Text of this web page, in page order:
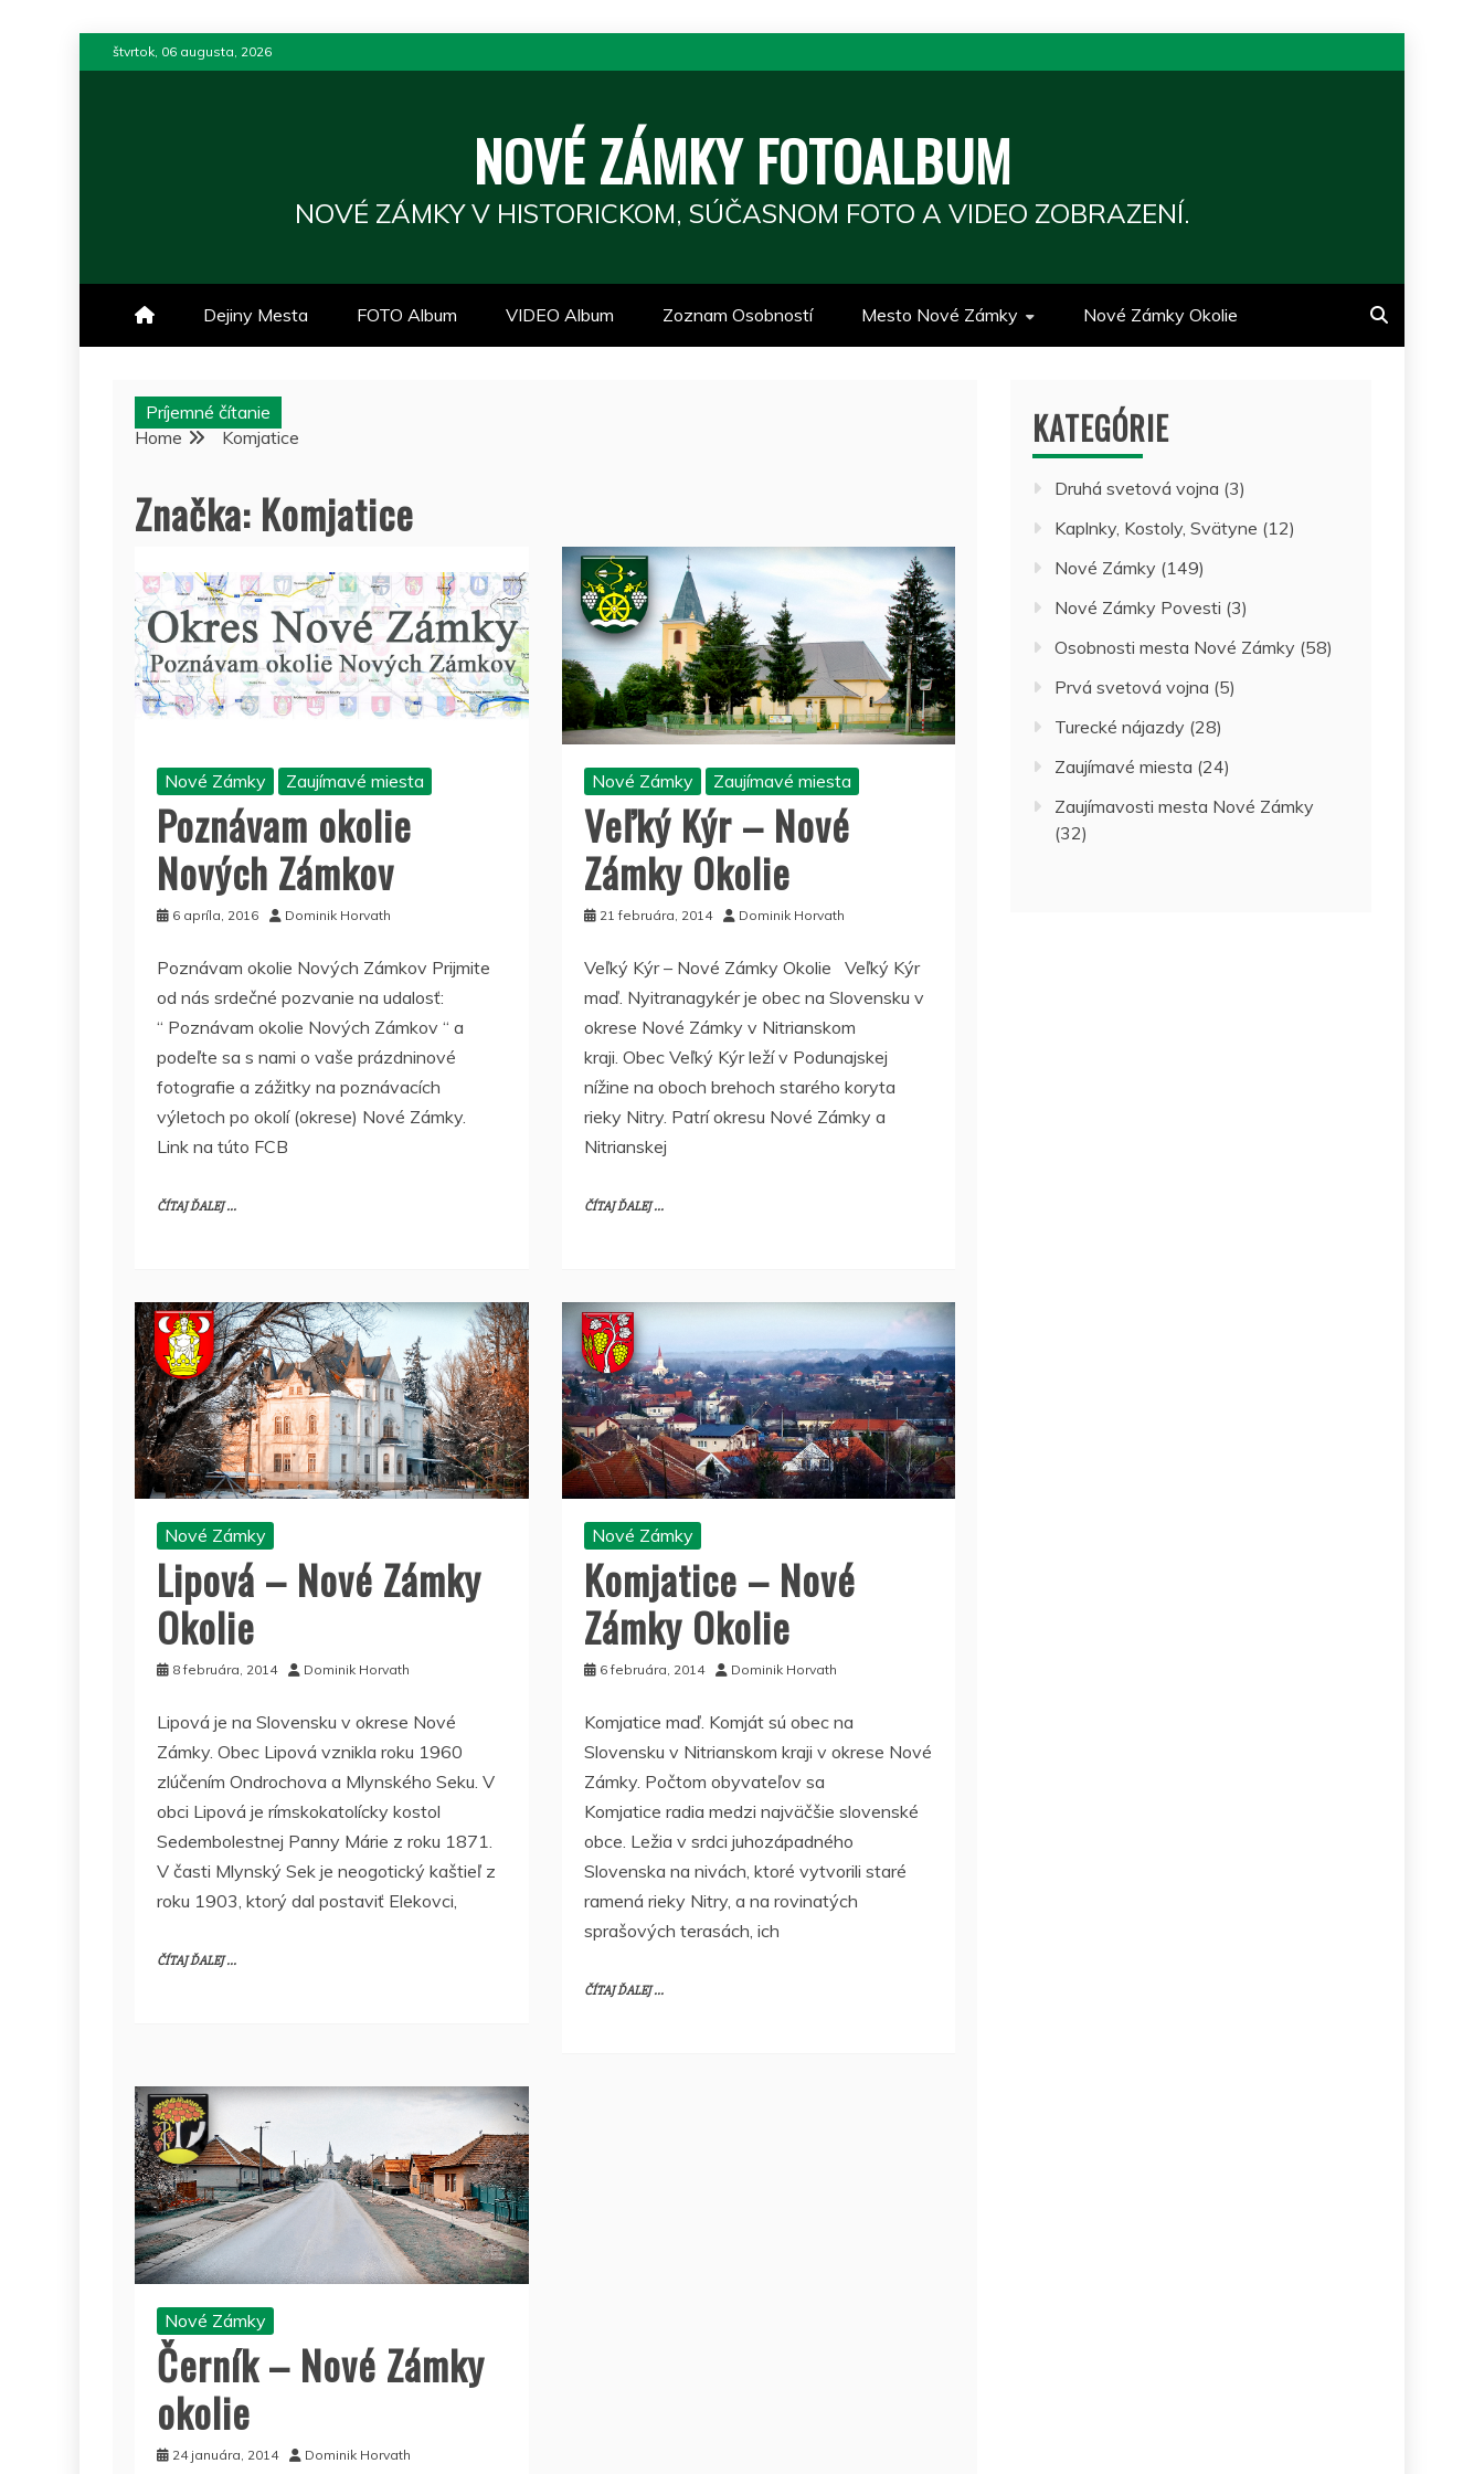
to
štvrtok, 06 augusta, 2026
NOVÉ ZÁMKY FOTOALBUM
NOVÉ ZÁMKY V HISTORICKOM, SÚČASNOM FOTO A VIDEO ZOBRAZENÍ.
Dejiny Mesta FOTO Album VIDEO Album Zoznam Osobností Mesto Nové Zámky Nové Zámky Okolie
Príjemné čítanie
Home
Komjatice
Značka: Komjatice
Nové Zámky Zaujímavé miesta
Poznávam okolie
Nových Zámkov
6 apríla, 2016 Dominik Horvath
Poznávam okolie Nových Zámkov Prijmite
od nás srdečné pozvanie na udalosť:
“ Poznávam okolie Nových Zámkov “ a
podeľte sa s nami o vaše prázdninové
fotografie a zážitky na poznávacích
výletoch po okolí (okrese) Nové Zámky.
Link na túto FCB
ČÍTAJ ĎALEJ ...
Nové Zámky Zaujímavé miesta
Veľký Kýr – Nové
Zámky Okolie
21 februára, 2014 Dominik Horvath
Veľký Kýr – Nové Zámky Okolie Veľký Kýr
maď. Nyitranagykér je obec na Slovensku v
okrese Nové Zámky v Nitrianskom
kraji. Obec Veľký Kýr leží v Podunajskej
nížine na oboch brehoch starého koryta
rieky Nitry. Patrí okresu Nové Zámky a
Nitrianskej
ČÍTAJ ĎALEJ ...
Nové Zámky
Lipová – Nové Zámky
Okolie
8 februára, 2014 Dominik Horvath
Lipová je na Slovensku v okrese Nové
Zámky. Obec Lipová vznikla roku 1960
zlúčením Ondrochova a Mlynského Seku. V
obci Lipová je rímskokatolícky kostol
Sedembolestnej Panny Márie z roku 1871.
V časti Mlynský Sek je neogotický kaštieľ z
roku 1903, ktorý dal postaviť Elekovci,
ČÍTAJ ĎALEJ ...
Nové Zámky
Komjatice – Nové
Zámky Okolie
6 februára, 2014 Dominik Horvath
Komjatice maď. Komját sú obec na
Slovensku v Nitrianskom kraji v okrese Nové
Zámky. Počtom obyvateľov sa
Komjatice radia medzi najväčšie slovenské
obce. Ležia v srdci juhozápadného
Slovenska na nivách, ktoré vytvorili staré
ramená rieky Nitry, a na rovinatých
sprašových terasách, ich
ČÍTAJ ĎALEJ ...
Nové Zámky
Černík – Nové Zámky
okolie
24 januára, 2014 Dominik Horvath
KATEGÓRIE
Druhá svetová vojna (3)
Kaplnky, Kostoly, Svätyne (12)
Nové Zámky (149)
Nové Zámky Povesti (3)
Osobnosti mesta Nové Zámky (58)
Prvá svetová vojna (5)
Turecké nájazdy (28)
Zaujímavé miesta (24)
Zaujímavosti mesta Nové Zámky
(32)